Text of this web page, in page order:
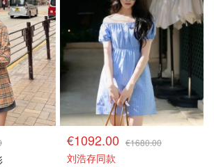
€1092.00 €1680.00
刘浩存同款